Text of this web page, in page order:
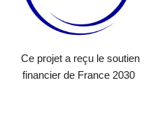
Ce projet a reçu le soutien
financier de France 2030